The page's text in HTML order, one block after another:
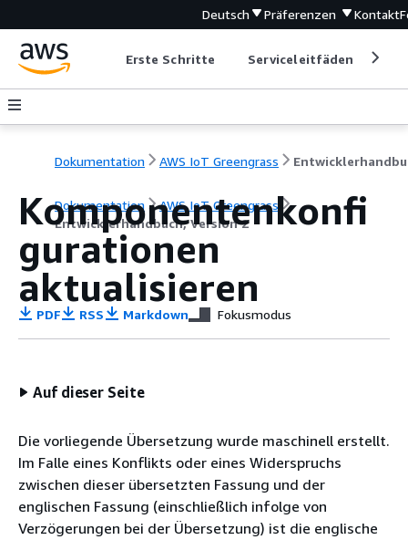
Deutsch Präferenzen Kontakt
Erste Schritte Serviceleitfäden
Dokumentation AWS IoT Greengrass
Dokumentation
AWS IoT Greengrass
Entwicklerhandbuch, Version 2
Komponentenkonfi
gurationen
aktualisieren
PDF RSS Markdown Fokusmodus
Auf dieser Seite
Die vorliegende Übersetzung wurde maschinell erstellt.
Im Falle eines Konflikts oder eines Widerspruchs
zwischen dieser übersetzten Fassung und der
englischen Fassung (einschließlich infolge von
Verzögerungen bei der Übersetzung) ist die englische